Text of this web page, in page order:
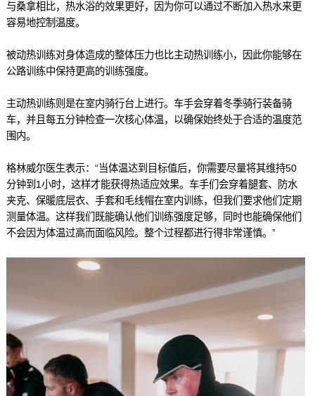
与桑拿相比，热水浴的效果更好，因为你可以通过不断加入热水来更
容易地控制温度。
被动热训练对身体造成的整体压力也比主动热训练小，因此你能够在
公路训练中保持更高的训练强度。
主动热训练则是在室内骑行台上进行。车手会穿着冬季骑行装备骑
车，并且每五分钟检查一次核心体温，以确保始终处于合适的温度范
围内。
格林威尔医生表示：“当体温达到目标值后，你需要尽量将其维持50
分钟到1小时，这样才能获得热适应效果。车手们会穿着腿套、防水
夹克、保暖底层衣、手套和毛线帽在室内训练，但我们要求他们定期
测量体温。这样我们既能确认他们训练强度足够，同时也能确保他们
不会因为体温过高而面临风险。整个过程都进行得非常谨慎。”